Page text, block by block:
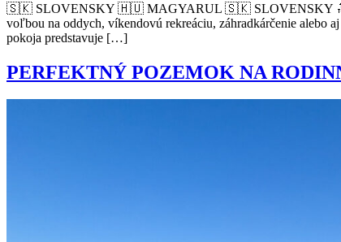
🇸🇰 SLOVENSKY 🇭🇺 MAGYARUL 🇸🇰 SLOVENSKY 🔝 Na
voľbou na oddych, víkendovú rekreáciu, záhradkárčenie alebo
pokoja predstavuje […]
PERFEKTNÝ POZEMOK NA